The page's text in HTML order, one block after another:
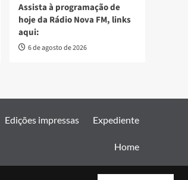
Assista à programação de
hoje da Rádio Nova FM, links
aqui:
6 de agosto de 2026
Edições impressas Expediente
Home